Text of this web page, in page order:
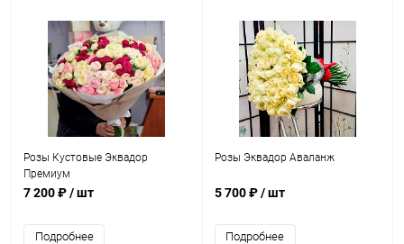
Розы Кустовые Эквадор
Премиум
7 200 ₽/ шт
Подробнее
Розы Эквадор Аваланж
5 700 ₽/ шт
Подробнее